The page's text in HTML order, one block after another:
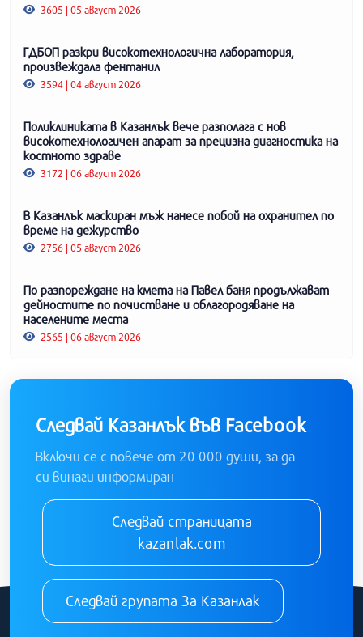
3605 | 05 август 2026
ГДБОП разкри високотехнологична лаборатория,
произвеждала фентанил
3594 | 04 август 2026
Поликлиниката в Казанлък вече разполага с нов
високотехнологичен апарат за прецизна диагностика на
костното здраве
3172 | 06 август 2026
В Казанлък маскиран мъж нанесе побой на охранител по
време на дежурство
2756 | 05 август 2026
По разпореждане на кмета на Павел баня продължават
дейностите по почистване и облагородяване на
населените места
2565 | 06 август 2026
Следвай Казанлък във Facebook
Включи се с повече от 20 000 души, за да
си винаги информиран
Следвай страницата
kazanlak.com
Следвай групата За Казанлак